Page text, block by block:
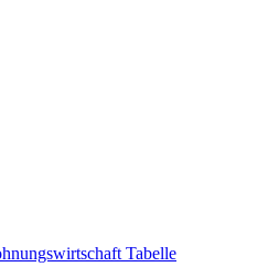
Tabelle